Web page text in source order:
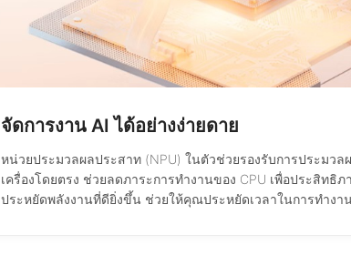
จัดการงาน AI ได้อย่างง่ายดาย
หน่วยประมวลผลประสาท (NPU) ในตัวช่วยรองรับการประมวล
เครื่องโดยตรง ช่วยลดภาระการทำงานของ CPU เพื่อประสิทธิ
ประหยัดพลังงานที่ดียิ่งขึ้น ช่วยให้คุณประหยัดเวลาในการทำงาน